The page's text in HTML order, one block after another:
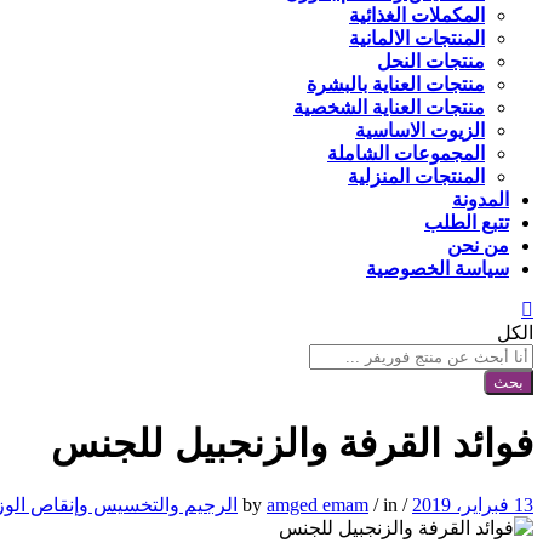
المكملات الغذائية
المنتجات الالمانية
منتجات النحل
منتجات العناية بالبشرة
منتجات العناية الشخصية
الزيوت الاساسية
المجموعات الشاملة
المنتجات المنزلية
المدونة
تتبع الطلب
من نحن
سياسة الخصوصية
الكل
بحث
فوائد القرفة والزنجبيل للجنس
13 فبراير، 2019 /
amged emam /in الرجيم والتخسيس وإنقاص